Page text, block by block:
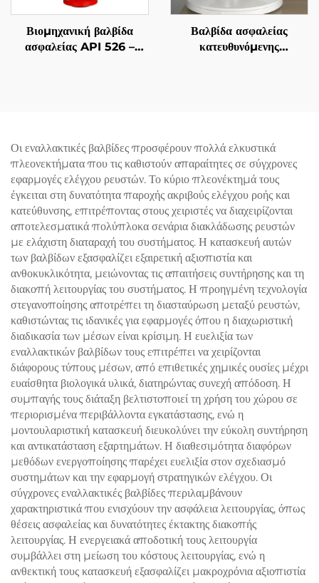
Βιομηχανική βαλβίδα
ασφαλείας API 526 –
Βαλβίδα ασφαλείας
κατευθυνόμενης
Οι εναλλακτικές βαλβίδες προσφέρουν πολλά ελκυστικά
πλεονεκτήματα που τις καθιστούν απαραίτητες σε σύγχρονες
εφαρμογές ελέγχου ρευστών. Το κύριο πλεονέκτημά τους
έγκειται στη δυνατότητα παροχής ακριβούς ελέγχου ροής και
κατεύθυνσης, επιτρέποντας στους χειριστές να διαχειρίζονται
αποτελεσματικά πολύπλοκα σενάρια διακλάδωσης ρευστών
με ελάχιστη διαταραχή του συστήματος. Η κατασκευή αυτών
των βαλβίδων εξασφαλίζει εξαιρετική αξιοπιστία και
ανθοκυκλικότητα, μειώνοντας τις απαιτήσεις συντήρησης και τη
διακοπή λειτουργίας του συστήματος. Η προηγμένη τεχνολογία
στεγανοποίησης αποτρέπει τη διασταύρωση μεταξύ ρευστών,
καθιστώντας τις ιδανικές για εφαρμογές όπου η διαχωριστική
διαδικασία των μέσων είναι κρίσιμη. Η ευελιξία των
εναλλακτικών βαλβίδων τους επιτρέπει να χειρίζονται
διάφορους τύπους μέσων, από επιθετικές χημικές ουσίες μέχρι
ευαίσθητα βιολογικά υλικά, διατηρώντας συνεχή απόδοση. Η
συμπαγής τους διάταξη βελτιστοποιεί τη χρήση του χώρου σε
περιορισμένα περιβάλλοντα εγκατάστασης, ενώ η
μοντουλαριστική κατασκευή διευκολύνει την εύκολη συντήρηση
και αντικατάσταση εξαρτημάτων. Η διαθεσιμότητα διαφόρων
μεθόδων ενεργοποίησης παρέχει ευελιξία στον σχεδιασμό
συστημάτων και την εφαρμογή στρατηγικών ελέγχου. Οι
σύγχρονες εναλλακτικές βαλβίδες περιλαμβάνουν
χαρακτηριστικά που ενισχύουν την ασφάλεια λειτουργίας, όπως
θέσεις ασφαλείας και δυνατότητες έκτακτης διακοπής
λειτουργίας. Η ενεργειακά αποδοτική τους λειτουργία
συμβάλλει στη μείωση του κόστους λειτουργίας, ενώ η
ανθεκτική τους κατασκευή εξασφαλίζει μακροχρόνια αξιοπιστία